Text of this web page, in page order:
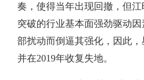
奏，使得当年出现回撤，但
突破的行业基本面强劲驱动
部扰动而倒逼其强化，因此，
并在2019年收复失地。